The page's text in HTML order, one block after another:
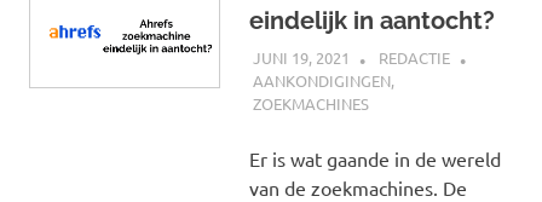
eindelijk in aantocht?
JUNI 19, 2021
REDACTIE
AANKONDIGINGEN,
ZOEKMACHINES
Er is wat gaande in de wereld
van de zoekmachines. De